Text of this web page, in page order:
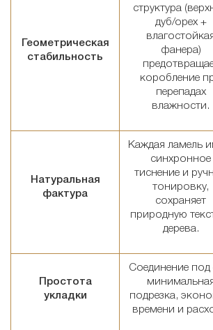
Геометрическая
стабильность
структура
дуб/орех +
фанера)
коробление
перепадах
влажности.
Натуральная
фактура
Каждая ламель
синхронное
тиснение и
тонировку,
сохраняет
природную
дерева.
Простота
укладки
Соединение под
подрезка,
времени и